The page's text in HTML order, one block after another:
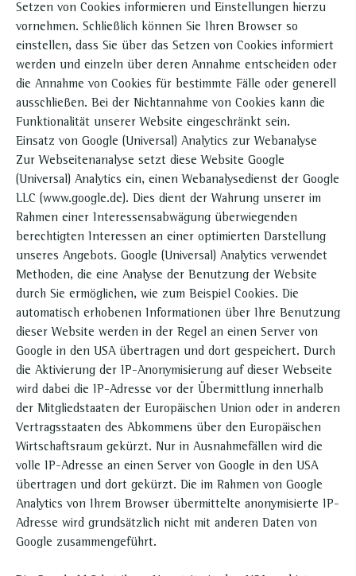
Setzen von Cookies informieren und Einstellungen hierzu
vornehmen. Schließlich können Sie Ihren Browser so
einstellen, dass Sie über das Setzen von Cookies informiert
werden und einzeln über deren Annahme entscheiden oder
die Annahme von Cookies für bestimmte Fälle oder generell
ausschließen. Bei der Nichtannahme von Cookies kann die
Funktionalität unserer Website eingeschränkt sein.
Einsatz von Google (Universal) Analytics zur Webanalyse
Zur Webseitenanalyse setzt diese Website Google
(Universal) Analytics ein, einen Webanalysedienst der Google
LLC (www.google.de). Dies dient der Wahrung unserer im
Rahmen einer Interessensabwägung überwiegenden
berechtigten Interessen an einer optimierten Darstellung
unseres Angebots. Google (Universal) Analytics verwendet
Methoden, die eine Analyse der Benutzung der Website
durch Sie ermöglichen, wie zum Beispiel Cookies. Die
automatisch erhobenen Informationen über Ihre Benutzung
dieser Website werden in der Regel an einen Server von
Google in den USA übertragen und dort gespeichert. Durch
die Aktivierung der IP-Anonymisierung auf dieser Webseite
wird dabei die IP-Adresse vor der Übermittlung innerhalb
der Mitgliedstaaten der Europäischen Union oder in anderen
Vertragsstaaten des Abkommens über den Europäischen
Wirtschaftsraum gekürzt. Nur in Ausnahmefällen wird die
volle IP-Adresse an einen Server von Google in den USA
übertragen und dort gekürzt. Die im Rahmen von Google
Analytics von Ihrem Browser übermittelte anonymisierte IP-
Adresse wird grundsätzlich nicht mit anderen Daten von
Google zusammengeführt.